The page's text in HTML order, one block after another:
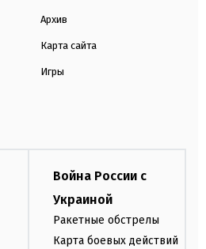
Архив
Карта сайта
Игры
Война России с
Украиной
Ракетные обстрелы
Карта боевых действий